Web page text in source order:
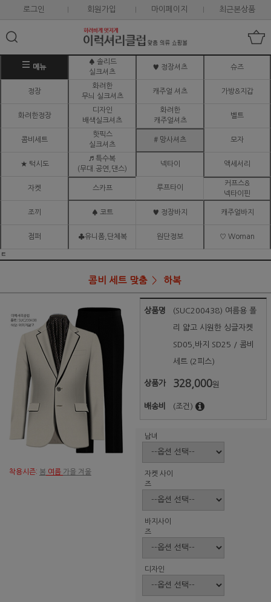
로그인 회원가입 마이페이지 최근본상품
메뉴
♠ 솔리드
실크셔츠
♥ 정장셔츠 슈즈
정장
화려한
무늬 실크셔츠
캐주얼 셔츠 가방&지갑
화려한정장
디자인
배색실크셔츠
화려한
캐주얼셔츠
벨트
콤비세트
핫픽스
실크셔츠
# 망사셔츠 모자
★ 턱시도
♬ 특수복
(무대.공연,댄스)
넥타이 액세서리
자켓 스카프 루프타이
커프스&
넥타이핀
조끼 ♠ 코트 ♥ 정장바지 캐주얼바지
점퍼 ♣유니폼,단체복 원단정보 ♡ Woman
ㅌ
콤비 세트 맞춤 하복
착용시즌: 봄 여름 가을 겨울
상품명 (SUC200438) 여름용 폴
리 얇고 시원한 싱글자켓
SD05,바지 SD25 / 콤비
세트 (2피스)
상품가 328,000원
배송비 (조건)
남녀
자켓 사이
즈
바지사이
즈
디자인